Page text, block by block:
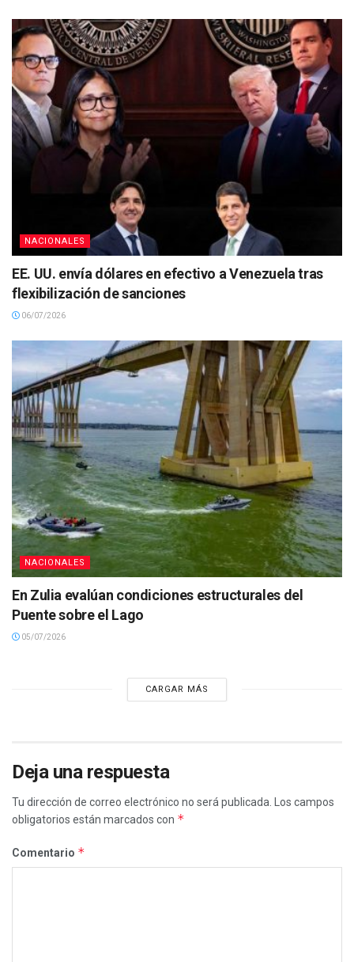
NACIONALES
EE. UU. envía dólares en efectivo a Venezuela tras
flexibilización de sanciones
06/07/2026
NACIONALES
En Zulia evalúan condiciones estructurales del
Puente sobre el Lago
05/07/2026
CARGAR MÁS
Deja una respuesta
Tu dirección de correo electrónico no será publicada.
Los campos
obligatorios están marcados con *
Comentario *